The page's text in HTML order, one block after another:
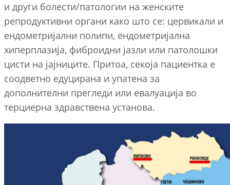
и други болести/патологии на женските
репродуктивни органи како што се: цервикали и
ендометријални полипи, ендометријална
хиперплазија, фиброидни јазли или патолошки
цисти на јајниците. Притоа, секоја пациентка е
соодветно едуцирана и упатена за
дополнителни прегледи или евалуација во
терциерна здравствена установа.